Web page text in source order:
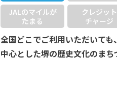
JALのマイルが
たまる
クレジット
チャージ
全国どこでご利用いただいて
中心とした堺の歴史文化のまち